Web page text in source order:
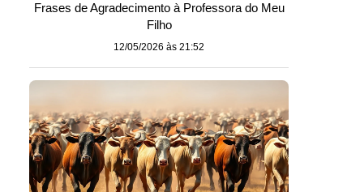
Frases de Agradecimento à Professora do Meu
Filho
12/05/2026 às 21:52